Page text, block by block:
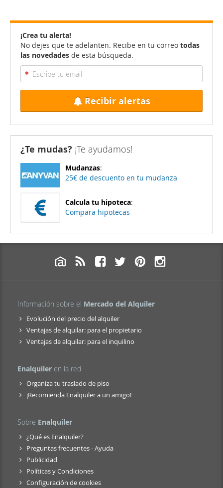
¡Crea tu alerta!
No dejes que te adelanten. Recibe en tu correo todas
las novedades de esta búsqueda.
Recibir alertas
¿Te mudas? ¡Te ayudamos!
Mudanzas:
25€ de descuento en tu mudanza
Calcula tu hipoteca:
Compara hipotecas
Información sobre el Mercado del Alquiler
Evolución del precio del alquiler
Ventajas de alquilar: para el propietario
Ventajas de alquilar: para el inquilino
Enalquiler en la red
Organiza tu traslado de piso
¡Recomienda Enalquiler a un amigo!
Sobre Enalquiler
¿Qué es Enalquiler?
Preguntas frecuentes - Ayuda
Publicidad
Políticas y Condiciones
Configuración de cookies